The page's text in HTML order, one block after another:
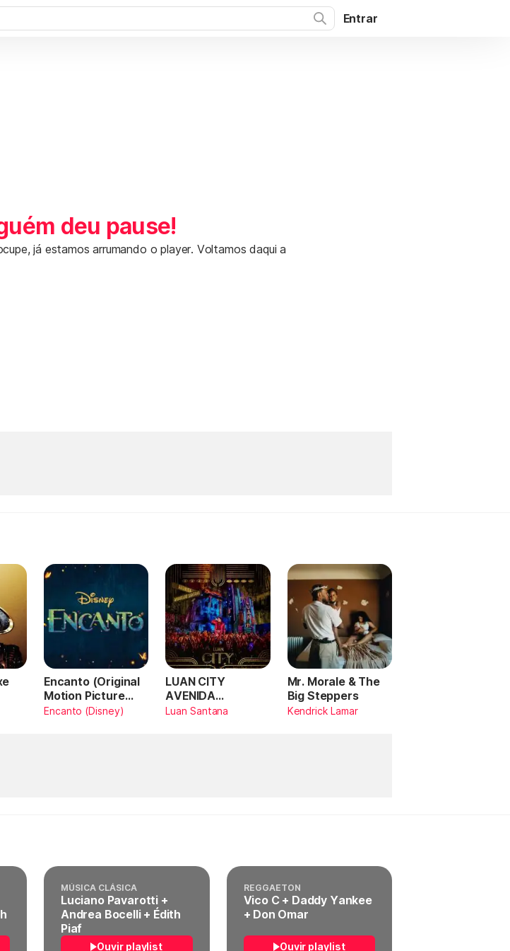
Entrar
deu pause!
já estamos arrumando o player. Voltamos daqui a
Encanto (Original
Motion Picture
Soundtrack)
Encanto (Disney)
LUAN CITY
AVENIDA
AMARILDO
Luan Santana
Mr. Morale & The
Big Steppers
Kendrick Lamar
MÚSICA CLÁSICA
Luciano Pavarotti +
Andrea Bocelli + Édith
Piaf
Ouvir playlist
REGGAETON
Vico C + Daddy Yankee
+ Don Omar
Ouvir playlist